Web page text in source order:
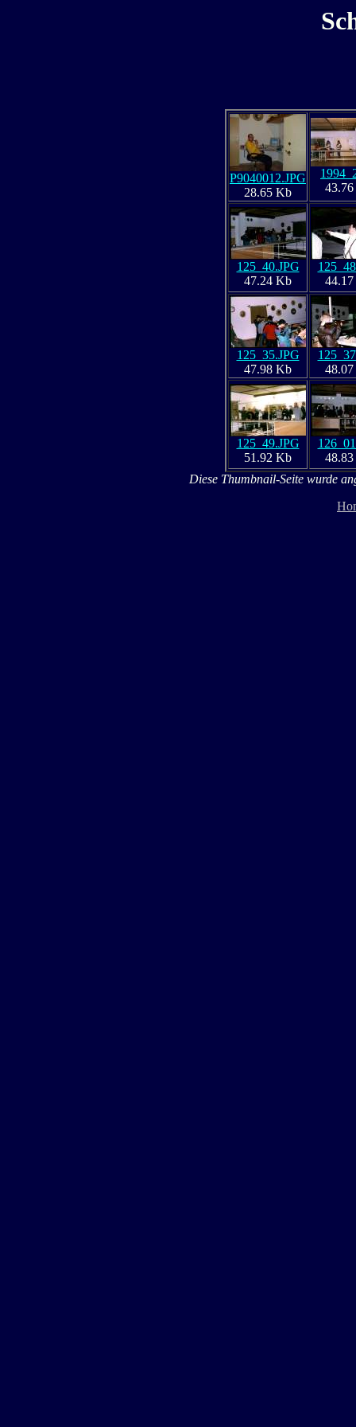
P9040012.JPG
28.65 Kb
125_40.JPG
47.24 Kb
125_35.JPG
47.98 Kb
125_49.JPG
51.92 Kb
Diese Thumbnail-Seite wurde